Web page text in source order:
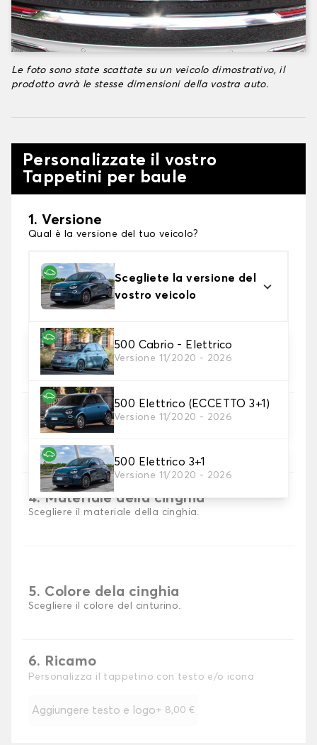
Le foto sono state scattate su un veicolo dimostrativo, il
prodotto avrà le stesse dimensioni della vostra auto.
Personalizzate il vostro
Tappetini per baule
1. Versione
Qual è la versione del tuo veicolo?
Scegliete la versione del
vostro veicolo
500 Cabrio - Elettrico
Versione 11/2020 - 2026
500 Elettrico (ECCETTO 3+1)
Versione 11/2020 - 2026
500 Elettrico 3+1
Versione 11/2020 - 2026
2. Materiale
scegli il materiale del tappetini per baule
3. Colori dei tappetini
Scegli il materiale del tappetino baule.
4. Materiale della cinghia
Scegliere il materiale della cinghia.
5. Colore dela cinghia
Scegliere il colore del cinturino.
6. Ricamo
Personalizza il tappetino con testo e/o icona
Aggiungere testo e logo+ 8,00 €